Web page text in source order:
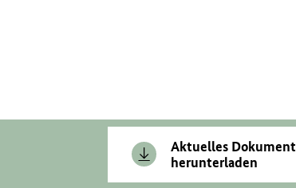
Aktuelles Dokument
herunterladen